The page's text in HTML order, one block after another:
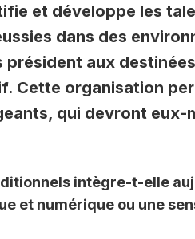
et développe les
dans des
aux
Cette organisation
qui devront eux-
intègre-t-elle
et numérique ou une